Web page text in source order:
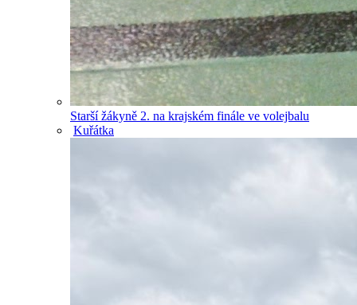
Starší žákyně 2. na krajském finále ve volejbalu
Kuřátka